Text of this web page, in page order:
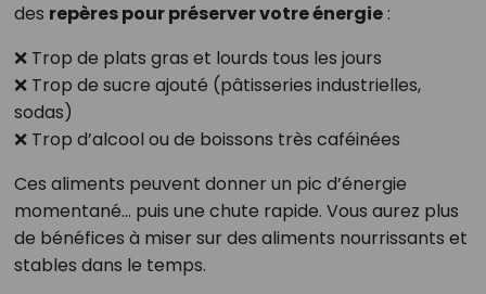
des repères pour préserver votre énergie:
❌ Trop de plats gras et lourds tous les jours
❌ Trop de sucre ajouté (pâtisseries industrielles,
sodas)
❌ Trop d’alcool ou de boissons très caféinées
Ces aliments peuvent donner un pic d’énergie
momentané… puis une chute rapide. Vous aurez plus
de bénéfices à miser sur des aliments nourrissants et
stables dans le temps.